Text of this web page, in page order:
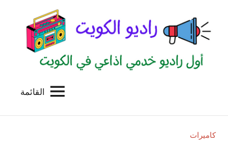
المحتوى
الكويت
للاعلانات
القائمة
كاميرات